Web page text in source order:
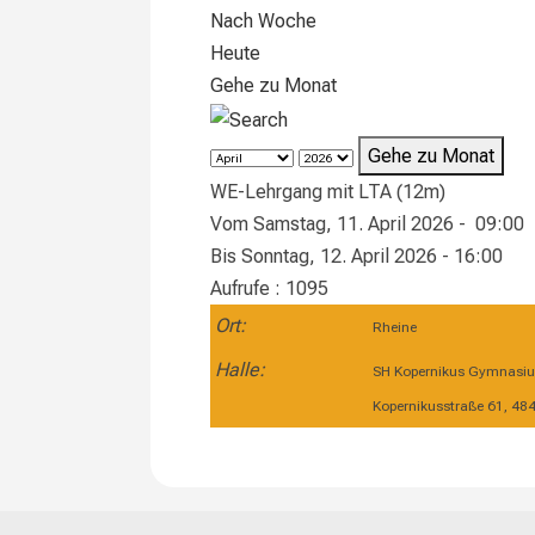
Nach Woche
Heute
Gehe zu Monat
Gehe zu Monat
WE-Lehrgang mit LTA (12m)
Vom Samstag, 11. April 2026 - 09:00
Bis Sonntag, 12. April 2026 - 16:00
Aufrufe : 1095
Ort:
Rheine
Halle: SH Kopernikus
Kopernikusstraße 61,